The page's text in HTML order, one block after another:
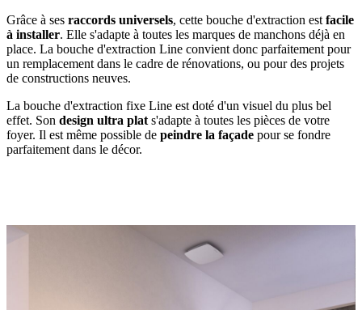
Grâce à ses raccords universels, cette bouche d'extraction est facile
à installer. Elle s'adapte à toutes les marques de manchons déjà en
place. La bouche d'extraction Line convient donc parfaitement pour
un remplacement dans le cadre de rénovations, ou pour des projets
de constructions neuves.
La bouche d'extraction fixe Line est doté d'un visuel du plus bel
effet. Son design ultra plat s'adapte à toutes les pièces de votre
foyer. Il est même possible de peindre la façade pour se fondre
parfaitement dans le décor.